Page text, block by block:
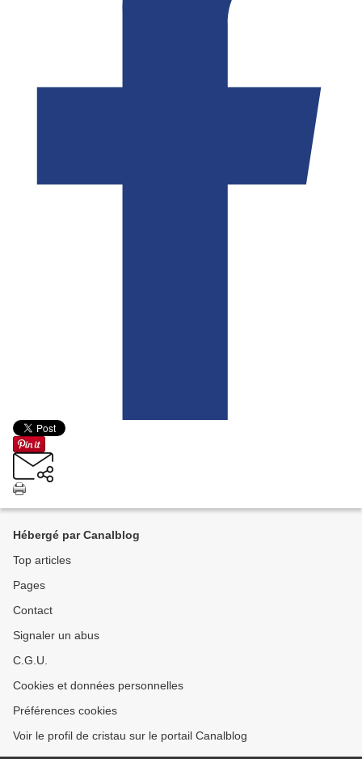
Hébergé par Canalblog
Top articles
Pages
Contact
Signaler un abus
C.G.U.
Cookies et données personnelles
Préférences cookies
Voir le profil de cristau sur le portail Canalblog